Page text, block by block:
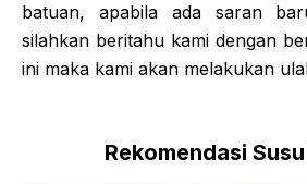
batuan, apabila ada saran
silahkan beritahu kami dengan
ini maka kami akan melakukan
Rekomendasi